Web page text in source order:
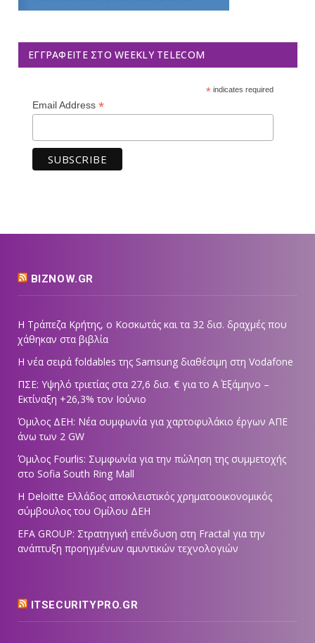
ΕΓΓΡΑΦΕΊΤΕ ΣΤΟ WEEKLY TELECOM
*indicates required
Email Address *
BIZNOW.GR
Η Τράπεζα Κρήτης, ο Κοσκωτάς και τα 32 δισ. δραχμές που
χάθηκαν στα βιβλία
Η νέα σειρά foldables της Samsung διαθέσιμη στη Vodafone
ΠΣΕ: Υψηλό τριετίας στα 27,6 δισ. € για το Α΄ Εξάμηνο –
Εκτίναξη +26,3% τον Ιούνιο
Όμιλος ΔΕΗ: Νέα συμφωνία για χαρτοφυλάκιο έργων ΑΠΕ
άνω των 2 GW
Όμιλος Fourlis: Συμφωνία για την πώληση της συμμετοχής
στο Sofia South Ring Mall
Η Deloitte Ελλάδος αποκλειστικός χρηματοοικονομικός
σύμβουλος του Ομίλου ΔΕΗ
EFA GROUP: Στρατηγική επένδυση στη Fractal για την
ανάπτυξη προηγμένων αμυντικών τεχνολογιών
ITSECURITYPRO.GR